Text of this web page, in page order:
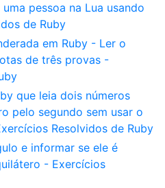
pessoa na Lua usando
de Ruby
em Ruby - Ler o
de três provas -
que leia dois números
pelo segundo sem usar o
Resolvidos de Ruby
e informar se ele é
- Exercícios